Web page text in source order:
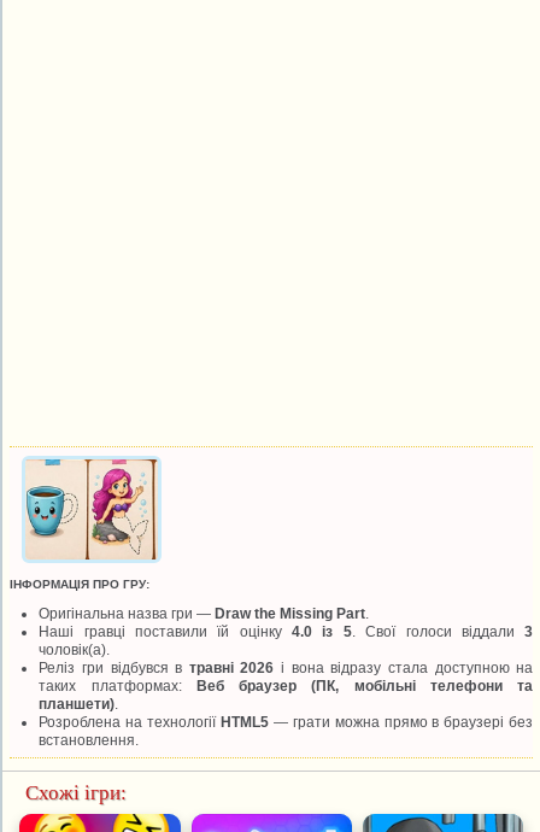
ІНФОРМАЦІЯ ПРО ГРУ:
Оригінальна назва гри —Draw the Missing Part
Наші гравці поставили їй оцінку4.0 із 5. Свої голоси віддали3
чоловік(а).
Реліз гри відбувся в травні 2026 і вона відразу стала доступною на
таких платформах: Веб браузер (ПК, мобільні телефони та
планшети)
Розроблена на технології HTML5— грати можна прямо в браузері без
встановлення.
Схожі ігри: